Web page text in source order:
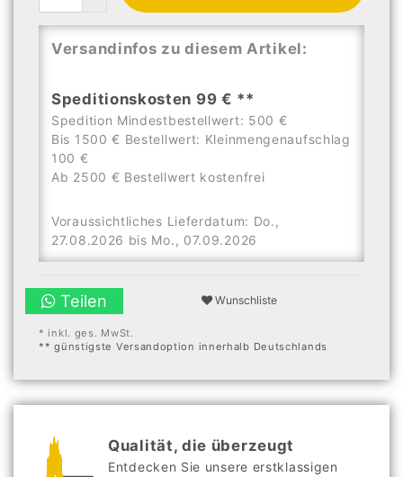
Versandinfos zu diesem Artikel:
Speditionskosten 99 € **
Spedition Mindestbestellwert: 500 €
Bis 1500 € Bestellwert: Kleinmengenaufschlag
100 €
Ab 2500 € Bestellwert kostenfrei
Voraussichtliches Lieferdatum: Do.,
27.08.2026 bis Mo., 07.09.2026
Teilen Wunschliste
* inkl. ges. MwSt.
** günstigste Versandoption innerhalb Deutschlands
Qualität, die überzeugt
Entdecken Sie unsere erstklassigen